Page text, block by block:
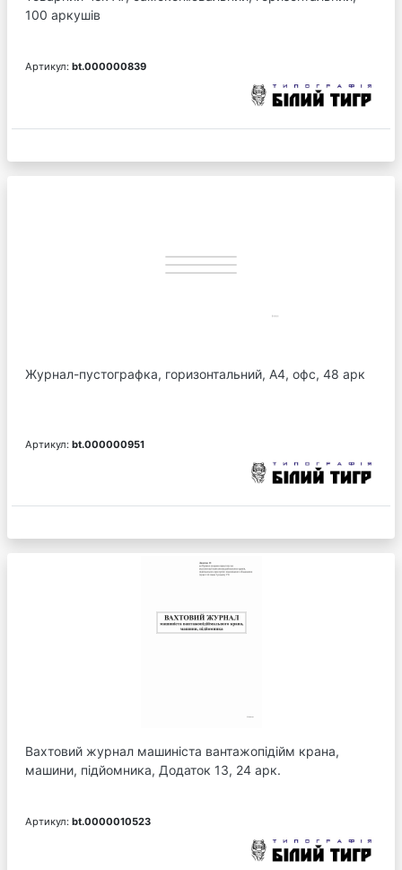
100 аркушів
Артикул: bt.000000839
Журнал-пустографка, горизонтальний, А4, офс, 48 арк
Артикул: bt.000000951
Вахтовий журнал машиніста вантажопідійм крана,
машини, підйомника, Додаток 13, 24 арк.
Артикул: bt.0000010523